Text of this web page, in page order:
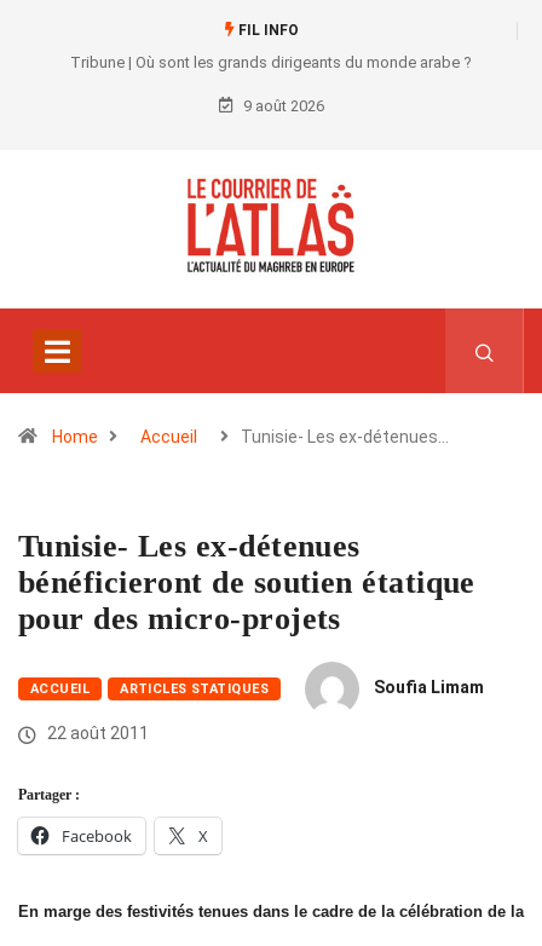
FIL INFO
Tribune | Où sont les grands dirigeants du monde arabe ?
9 août 2026
Home Accueil Tunisie- Les ex-détenues…
Tunisie- Les ex-détenues
bénéficieront de soutien étatique
pour des micro-projets
ACCUEIL ARTICLES STATIQUES Soufia Limam
22 août 2011
Partager :
Facebook X
En marge des festivités tenues dans le cadre de la célébration de la